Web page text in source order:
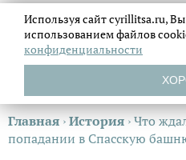
Главная ›История ›Что
попадании в Спасскую
Используя сайт cyrillitsa.ru, Вы
использованием файлов
конфиденциальности